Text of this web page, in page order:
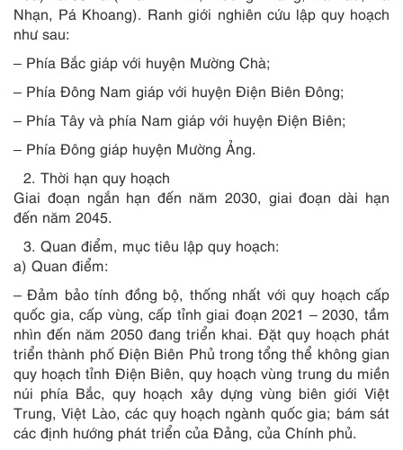
Nhạn, Pá Khoang). Ranh giới nghiên cứu lập quy hoạch
như sau:
– Phía Bắc giáp với huyện Mường Chà;
– Phía Đông Nam giáp với huyện Điện Biên Đông;
– Phía Tây và phía Nam giáp với huyện Điện Biên;
– Phía Đông giáp huyện Mường Ảng.
Thời hạn quy hoạch
Giai đoạn ngắn hạn đến năm 2030, giai đoạn dài hạn
đến năm 2045.
Quan điểm, mục tiêu lập quy hoạch:
a) Quan điểm:
– Đảm bảo tính đồng bộ, thống nhất với quy hoạch cấp
quốc gia, cấp vùng, cấp tỉnh giai đoạn 2021 – 2030, tầm
nhìn đến năm 2050 đang triển khai. Đặt quy hoạch phát
triển thành phố Điện Biên Phủ trong tổng thể không gian
quy hoạch tỉnh Điện Biên, quy hoạch vùng trung du miền
núi phía Bắc, quy hoạch xây dựng vùng biên giới Việt
Trung, Việt Lào, các quy hoạch ngành quốc gia; bám sát
các định hướng phát triển của Đảng, của Chính phủ.